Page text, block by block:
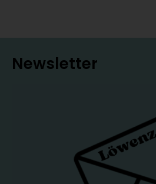
Newsletter